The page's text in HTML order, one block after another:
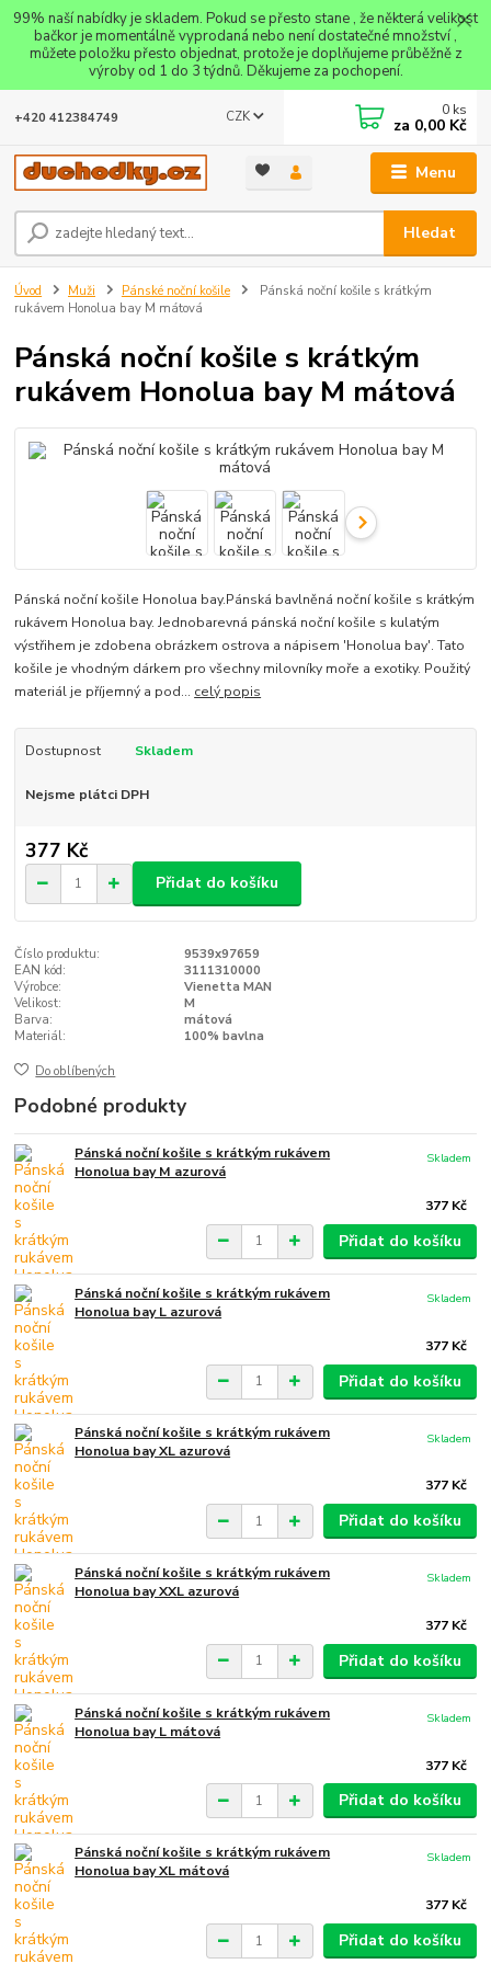
99% naší nabídky je skladem. Pokud se přesto stane , že některá velikost
bačkor je momentálně vyprodaná nebo není dostatečné množství ,
můžete položku přesto objednat, protože je doplňujeme průběžně z
výroby od 1 do 3 týdnů. Děkujeme za pochopení.
Menu
CZK
Hledat
+420 412384749 0 ks
za 0,00 Kč
Úvod Muži Pánské noční košile
Pánská noční košile s krátkým
rukávem Honolua bay M mátová
Pánská noční košile s krátkým
rukávem Honolua bay M mátová
Pánská noční košile Honolua bay.Pánská bavlněná noční košile s krátkým
rukávem Honolua bay. Jednobarevná pánská noční košile s kulatým
výstřihem je zdobena obrázkem ostrova a nápisem 'Honolua bay'. Tato
košile je vhodným dárkem pro všechny milovníky moře a exotiky. Použitý
materiál je příjemný a pod... celý popis
Dostupnost Skladem
Nejsme plátci DPH
377 Kč
Přidat do košíku
Číslo produktu:
9539x97659
EAN kód:
3111310000
Výrobce:
Vienetta MAN
Velikost:
M
Barva:
mátová
Materiál:
100% bavlna
Do oblíbených
Podobné produkty
Pánská noční košile s krátkým rukávem
Honolua bay M azurová
377 Kč
Skladem
Přidat do košíku
Pánská noční košile s krátkým rukávem
Honolua bay L azurová
377 Kč
Skladem
Přidat do košíku
Pánská noční košile s krátkým rukávem
Honolua bay XL azurová
377 Kč
Skladem
Přidat do košíku
Pánská noční košile s krátkým rukávem
Honolua bay XXL azurová
377 Kč
Skladem
Přidat do košíku
Pánská noční košile s krátkým rukávem
Honolua bay L mátová
377 Kč
Skladem
Přidat do košíku
Pánská noční košile s krátkým rukávem
Honolua bay XL mátová
377 Kč
Skladem
Přidat do košíku